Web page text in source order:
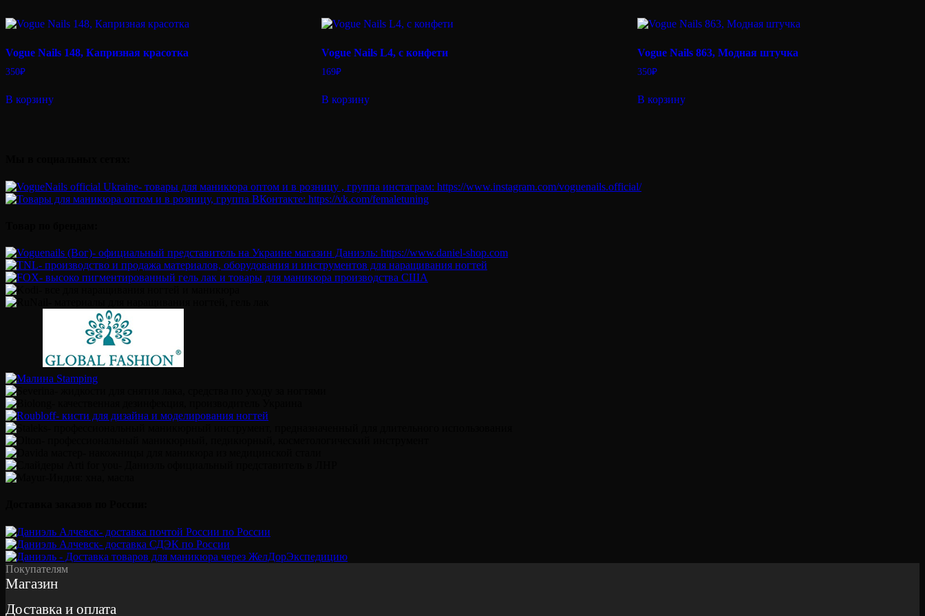
Vogue Nails 148, Капризная красотка
350₽
В корзину
Vogue Nails L4, с конфети
169₽
В корзину
Vogue Nails 863, Модная штучка
350₽
В корзину
Покупателям
Магазин
Доставка и оплата